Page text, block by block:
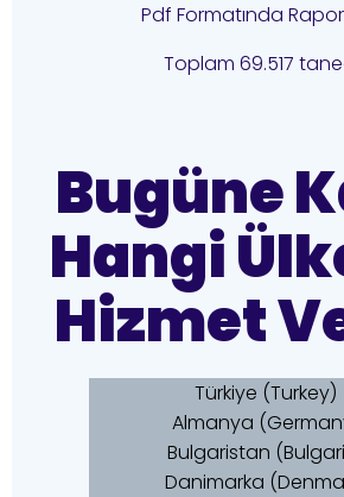
Pdf Formatında
Toplam 69.517
Bugüne
Hangi
Hizmet
Türkiye (Turkey)
Almanya
Bulgaristan
Danimarka